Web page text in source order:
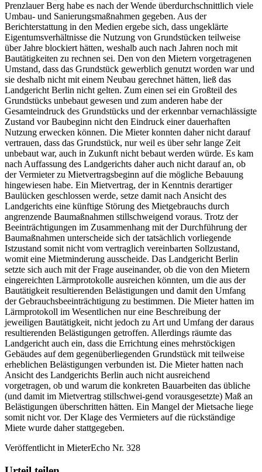
Prenzlauer Berg habe es nach der Wende überdurchschnittlich viele
Umbau- und Sanierungsmaßnahmen gegeben. Aus der
Berichterstattung in den Medien ergebe sich, dass ungeklärte
Eigentumsverhältnisse die Nutzung von Grundstücken teilweise
über Jahre blockiert hätten, weshalb auch nach Jahren noch mit
Bautätigkeiten zu rechnen sei. Den von den Mietern vorgetragenen
Umstand, dass das Grundstück gewerblich genutzt worden war und
sie deshalb nicht mit einem Neubau gerechnet hätten, ließ das
Landgericht Berlin nicht gelten. Zum einen sei ein Großteil des
Grundstücks unbebaut gewesen und zum anderen habe der
Gesamteindruck des Grundstücks und der erkennbar vernachlässigte
Zustand vor Baubeginn nicht den Eindruck einer dauerhaften
Nutzung erwecken können. Die Mieter konnten daher nicht darauf
vertrauen, dass das Grundstück, nur weil es über sehr lange Zeit
unbebaut war, auch in Zukunft nicht bebaut werden würde. Es kam
nach Auffassung des Landgerichts daher auch nicht darauf an, ob
der Vermieter zu Mietvertragsbeginn auf die mögliche Bebauung
hingewiesen habe. Ein Mietvertrag, der in Kenntnis derartiger
Baulücken geschlossen werde, setze damit nach Ansicht des
Landgerichts eine künftige Störung des Mietgebrauchs durch
angrenzende Baumaßnahmen stillschweigend voraus. Trotz der
Beeinträchtigungen im Zusammenhang mit der Durchführung der
Baumaßnahmen unterscheide sich der tatsächlich vorliegende
Istzustand somit nicht vom vertraglich vereinbarten Sollzustand,
womit eine Mietminderung ausscheide. Das Landgericht Berlin
setzte sich auch mit der Frage auseinander, ob die von den Mietern
eingereichten Lärmprotokolle ausreichen könnten, um die aus der
Bautätigkeit resultierenden Belästigungen und damit den Umfang
der Gebrauchsbeeinträchtigung zu bestimmen. Die Mieter hatten im
Lärmprotokoll im Wesentlichen nur eine Beschreibung der
jeweiligen Bautätigkeit, nicht jedoch zu Art und Umfang der daraus
resultierenden Belästigungen getroffen. Allerdings räumte das
Landgericht auch ein, dass die Errichtung eines mehrstöckigen
Gebäudes auf dem gegenüberliegenden Grundstück mit teilweise
erheblichen Belästigungen verbunden ist. Die Mieter hatten nach
Ansicht des Landgerichts Berlin auch nicht ausreichend
vorgetragen, ob und warum die konkreten Bauarbeiten das übliche
(und damit im Mietvertrag stillschwei-gend vorausgesetzte) Maß an
Belästigungen überschritten hätten. Ein Mangel der Mietsache liege
somit nicht vor. Der Klage des Vermieters auf die rückständige
Miete wurde daher stattgegeben.
Veröffentlicht in MieterEcho Nr. 328